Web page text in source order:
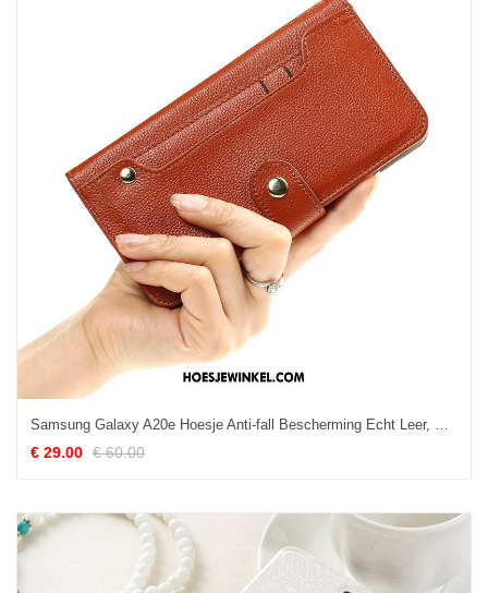
Samsung Galaxy A20e Hoesje Anti-fall Bescherming Echt Leer, Samsung Galaxy A20e Hoesje Portemonnee Hand
€ 29.00 € 60.00